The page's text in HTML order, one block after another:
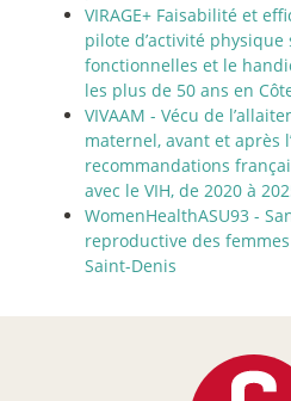
VIRAGE+ Faisabilité et
pilote d’activité
fonctionnelles et le
les plus de 50 ans en
VIVAAM - Vécu de
maternel, avant et après
recommandations
avec le VIH, de 2020 à
WomenHealthASU93 -
reproductive des
Saint-Denis